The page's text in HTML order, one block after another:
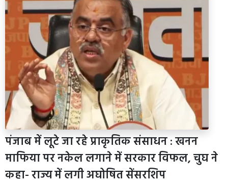
पंजाब में लूटे जा रहे प्राकृतिक संसाधन : खनन
माफिया पर नकेल लगाने में सरकार विफल, चुघ ने
कहा- राज्य में लगी अघोषित सेंसरशिप